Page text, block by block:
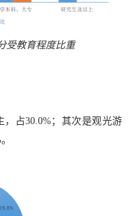
受教育程度比重
占30.0%；其次是观光游